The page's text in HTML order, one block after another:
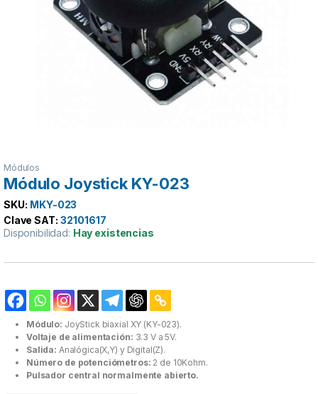
Módulos
Módulo Joystick KY-023
SKU: MKY-023
Clave SAT: 32101617
Disponibilidad: Hay existencias
Módulo: JoyStick biaxial XY (KY-023).
Voltaje de alimentación: 3.3 V a 5V.
Salida: Analógica(X,Y) y Digital(Z).
Número de potenciómetros: 2 de 10Kohm.
Pulsador central normalmente abierto.